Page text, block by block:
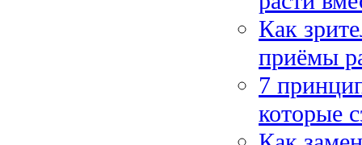
Как
приёмы
7
которые